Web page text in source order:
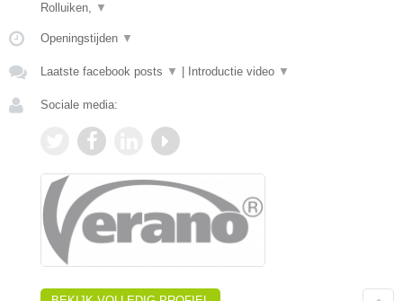
Rolluiken, ▼
Openingstijden ▼
Laatste facebook posts ▼ Introductie video ▼
Sociale media: